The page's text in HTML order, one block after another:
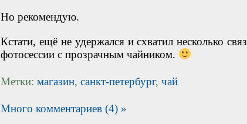
Но рекомендую.
Кстати, ещё не удержался и схватил несколько
фотосессии с прозрачным чайником.
Метки: магазин, санкт-петербург, чай
Много комментариев (4) »